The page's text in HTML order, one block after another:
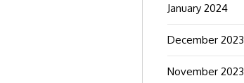
January 2024
December 2023
November 2023